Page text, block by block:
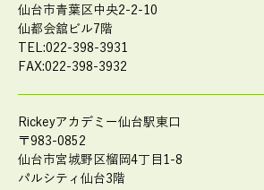
仙台市青葉区中央2-2-10
仙都会舘ビル7階
TEL:022-398-3931
FAX:022-398-3932
Rickeyアカデミー仙台駅東口
〒983-0852
仙台市宮城野区榴岡4丁目1-8
パルシティ仙台3階